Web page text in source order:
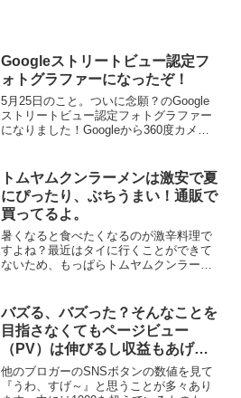
Googleストリートビュー認定フ
ォトグラファーになったぞ！
5月25日のこと。ついに念願？のGoogle
ストリートビュー認定フォトグラファー
になりました！Googleから360度カメラ
入らなくて20枚位しか写真を取らなかっ
たので...
トムヤムクンラーメンは激安で夏
にぴったり、ぶちうまい！通販で
買ってるよ。
暑くなると食べたくなるのが激辛料理で
すよね？最近はタイに行くことができて
ないため、もっぱらトムヤムクンラーメ
まいです！タイに行くと週に2回ほどはト
ムヤムクンを食べます。...
バズる、バズった？そんなことを
目指さなくてもページビュー
（PV）は伸びるし収益もあげら
れるよ！
他のブロガーのSNSボタンの数値を見て
『うわ、すげ～』と思うことが多々あり